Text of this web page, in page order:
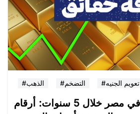
#الذهب #التضخم #تعويم الجنيه
قفزات الذهب في مصر خلال 5 سنوات: أرقام